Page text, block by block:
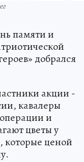
памяти и
добрался
акции -
кавалеры
и
цветы у
которые ценой